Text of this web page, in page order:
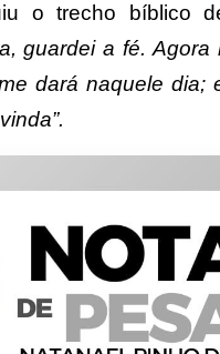
o trecho bíblico
guardei a fé.
dará naquele dia;